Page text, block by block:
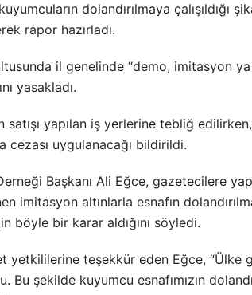
dolandırılmaya çalışıldığı
rapor hazırladı.
il genelinde “demo, imitasyon
yasakladı.
satışı yapılan iş yerlerine tebliğ
uygulanacağı bildirildi.
Başkanı Ali Eğce, gazetecilere
imitasyon altınlarla esnafın
böyle bir karar aldığını söyledi.
yetkililerine teşekkür eden Eğce, “Ülke
şekilde kuyumcu esnafımızın